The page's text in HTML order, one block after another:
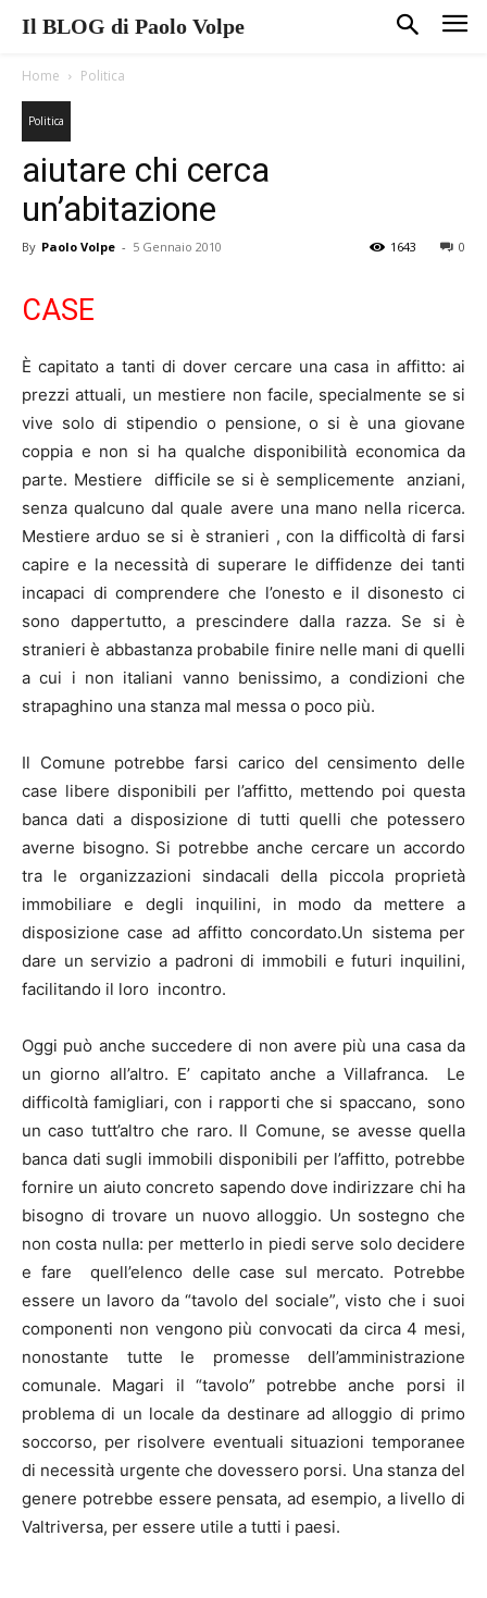
Il BLOG di Paolo Volpe
Home Politica
Politica
aiutare chi cerca
un’abitazione
By Paolo Volpe - 5 Gennaio 2010 0
1643
CASE
È capitato a tanti di dover cercare una casa in affitto: ai
prezzi attuali, un mestiere non facile, specialmente se si
vive solo di stipendio o pensione, o si è una giovane
coppia e non si ha qualche disponibilità economica da
parte. Mestiere difficile se si è semplicemente anziani,
senza qualcuno dal quale avere una mano nella ricerca.
Mestiere arduo se si è stranieri , con la difficoltà di farsi
capire e la necessità di superare le diffidenze dei tanti
incapaci di comprendere che l’onesto e il disonesto ci
sono dappertutto, a prescindere dalla razza. Se si è
stranieri è abbastanza probabile finire nelle mani di quelli
a cui i non italiani vanno benissimo, a condizioni che
strapaghino una stanza mal messa o poco più.
Il Comune potrebbe farsi carico del censimento delle
case libere disponibili per l’affitto, mettendo poi questa
banca dati a disposizione di tutti quelli che potessero
averne bisogno. Si potrebbe anche cercare un accordo
tra le organizzazioni sindacali della piccola proprietà
immobiliare e degli inquilini, in modo da mettere a
disposizione case ad affitto concordato.Un sistema per
dare un servizio a padroni di immobili e futuri inquilini,
facilitando il loro incontro.
Oggi può anche succedere di non avere più una casa da
un giorno all’altro. E’ capitato anche a Villafranca. Le
difficoltà famigliari, con i rapporti che si spaccano, sono
un caso tutt’altro che raro. Il Comune, se avesse quella
banca dati sugli immobili disponibili per l’affitto, potrebbe
fornire un aiuto concreto sapendo dove indirizzare chi ha
bisogno di trovare un nuovo alloggio. Un sostegno che
non costa nulla: per metterlo in piedi serve solo decidere
e fare quell’elenco delle case sul mercato. Potrebbe
essere un lavoro da “tavolo del sociale”, visto che i suoi
componenti non vengono più convocati da circa 4 mesi,
nonostante tutte le promesse dell’amministrazione
comunale. Magari il “tavolo” potrebbe anche porsi il
problema di un locale da destinare ad alloggio di primo
soccorso, per risolvere eventuali situazioni temporanee
di necessità urgente che dovessero porsi. Una stanza del
genere potrebbe essere pensata, ad esempio, a livello di
Valtriversa, per essere utile a tutti i paesi.